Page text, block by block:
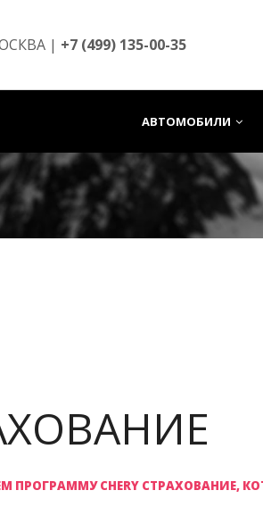
| +7 (499) 135-00-35
АВТОМОБИЛИ
CHERY СТРАХОВАНИЕ,